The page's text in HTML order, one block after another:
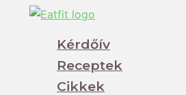
Ugrás
tartalomraKérdőív
Receptek
Cikkek